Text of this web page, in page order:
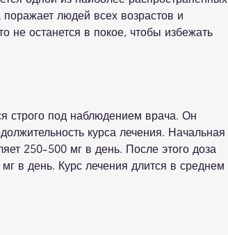
людей всех возрастов и
не останется в покое, чтобы избежать
строго под наблюдением врача. Он
курса лечения. Начальная
250-500 мг в день. После этого доза
в день. Курс лечения длится в среднем